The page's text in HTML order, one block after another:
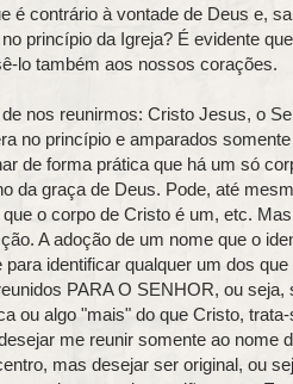
é contrário à vontade de Deus e,
princípio da Igreja? É evidente
também aos nossos corações.
nos reunirmos: Cristo Jesus, o
no princípio e amparados
de forma prática que há um só
da graça de Deus. Pode, até
o corpo de Cristo é um, etc.
A adoção de um nome que o
identificar qualquer um dos
PARA O SENHOR, ou
ou algo "mais" do que Cristo,
me reunir somente ao nome
mas desejar ser original, ou